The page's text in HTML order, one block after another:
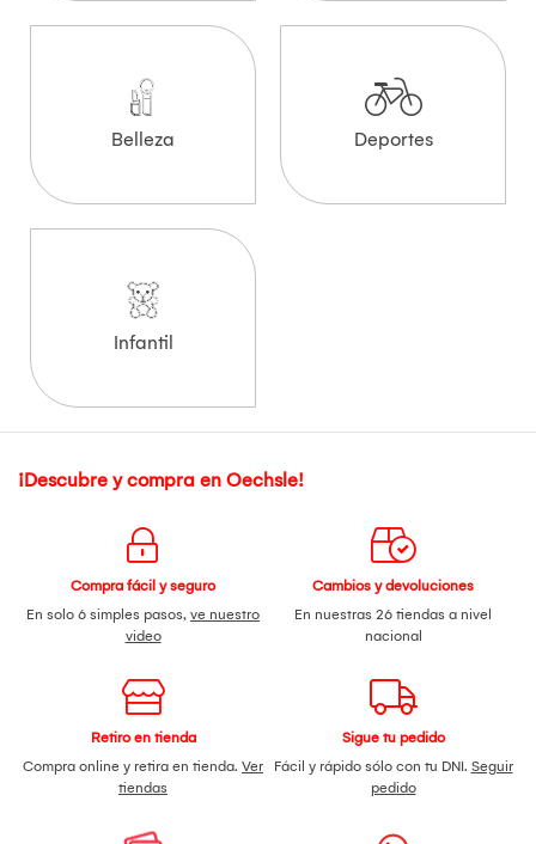
Belleza Deportes
Infantil
¡Descubre y compra en Oechsle!
Compra fácil y seguro
En solo 6 simples pasos, ve nuestro
video
Cambios y devoluciones
En nuestras 26 tiendas a nivel
nacional
Retiro en tienda
Compra online y retira en tienda. Ver
tiendas
Sigue tu pedido
Fácil y rápido sólo con tu DNI. Seguir
pedido